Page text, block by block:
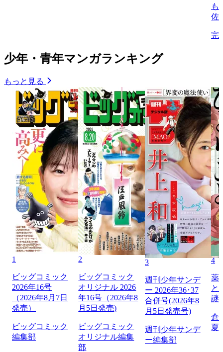
も
佐
完
少年・青年マンガランキング
もっと見る
1
ビッグコミック
2026年16号
（2026年8月7日
発売）
ビッグコミック
編集部
2
ビッグコミック
オリジナル 2026
年16号（2026年8
月5日発売)
ビッグコミック
オリジナル編集
部
3
週刊少年サンデ
ー 2026年36･37
合併号(2026年8
月5日発売号)
週刊少年サンデ
ー編集部
4
薬
と
謎
倉
夏